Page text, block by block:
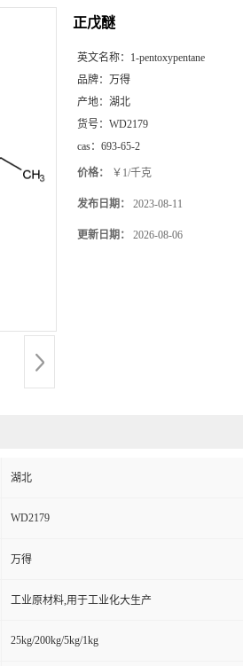
正戊醚
英文名称： 1-pentoxypentane
品牌： 万得
产地： 湖北
货号： WD2179
cas： 693-65-2
价格： ￥1/千克
发布日期： 2023-08-11
更新日期： 2026-08-06
湖北
WD2179
万得
工业原材料,用于工业化大生产
25kg/200kg/5kg/1kg